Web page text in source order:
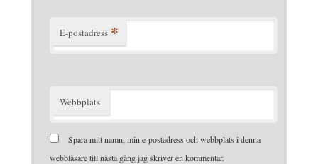
E-postadress *
Webbplats
Spara mitt namn, min e-postadress och webbplats i denna
webbläsare till nästa gång jag skriver en kommentar.